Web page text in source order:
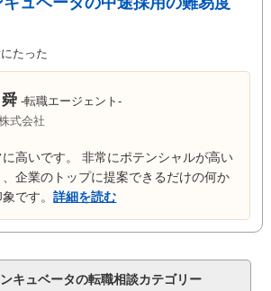
たった
-転職エージェント-
式会社
高いです。 非常にポテンシャルが高い
企業のトップに提案できるだけの何か
です。詳細を読む
キュベータの転職相談カテゴリー